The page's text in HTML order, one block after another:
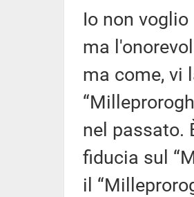
Io non
ma
ma come, vi
nel passato.
fiducia sul
il